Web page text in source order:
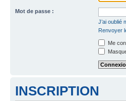
Mot de passe :
J’ai oublié
Renvoyer
Me
INSCRIPTION